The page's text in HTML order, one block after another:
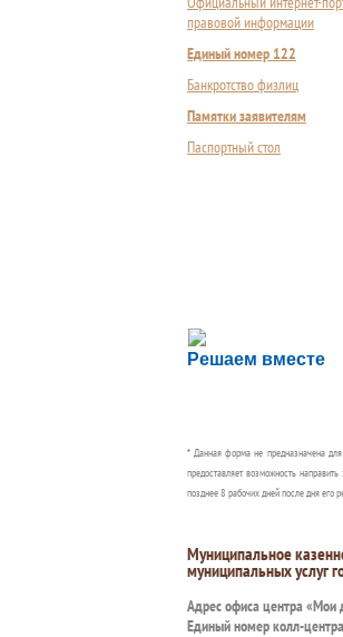
правовой информации
Единый номер 122
Банкротство физлиц
Памятки заявителям
Паспортный стол
Решаем вместе
Сложности с
Сообщите об этом
* Данная форма не предназначена
предоставляет возможность
позднее 8 рабочих дней после дня его
Муниципальное
муниципальных услуг
Адрес офиса центра «Мои
Единый номер колл-